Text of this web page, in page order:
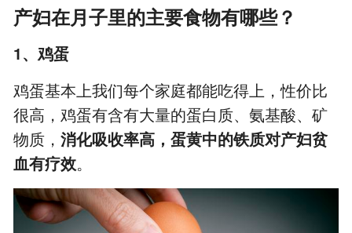
产妇在月子里的主要食物有哪些？
1、鸡蛋
鸡蛋基本上我们每个家庭都能吃得上，性价比
很高，鸡蛋有含有大量的蛋白质、氨基酸、矿
物质，消化吸收率高，蛋黄中的铁质对产妇贫
血有疗效。